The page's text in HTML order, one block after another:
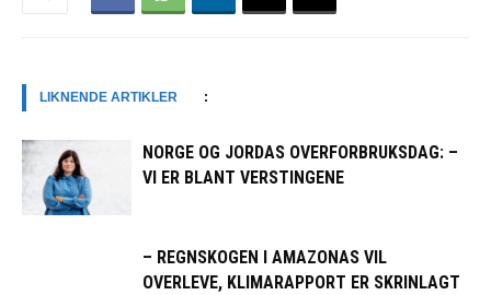
LIKNENDE ARTIKLER :
NORGE OG JORDAS OVERFORBRUKSDAG: –
VI ER BLANT VERSTINGENE
– REGNSKOGEN I AMAZONAS VIL
OVERLEVE, KLIMARAPPORT ER SKRINLAGT